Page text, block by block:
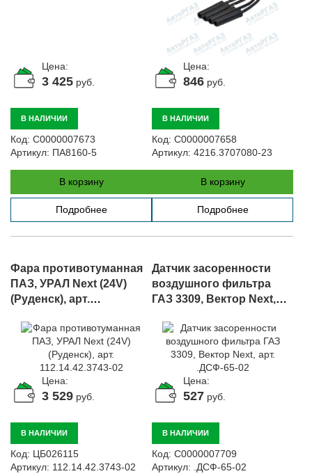
Цена:
3 425 руб.
В НАЛИЧИИ
Код: С0000007673
Артикул: ПА8160-5
В корзину
Подробнее
Цена:
846 руб.
В НАЛИЧИИ
Код: С0000007658
Артикул: 4216.3707080-23
В корзину
Подробнее
Фара противотуманная
ПАЗ, УРАЛ Next (24V)
(Руденск), арт.
Цена:
3 529 руб.
В НАЛИЧИИ
Код: ЦБ026115
Артикул: 112.14.42.3743-02
Датчик засоренности
воздушного фильтра
ГАЗ 3309, Вектор Next,
Цена:
527 руб.
В НАЛИЧИИ
Код: С0000007709
Артикул:
.ДСФ-65-02